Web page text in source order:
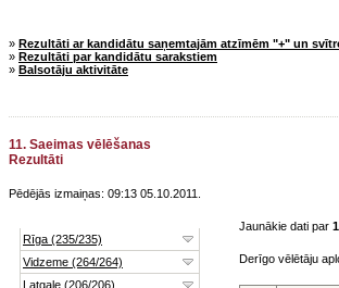
» Rezultāti ar kandidātu saņemtajām atzīmēm "+" un
» Rezultāti par kandidātu sarakstiem
» Balsotāju aktivitāte
11. Saeimas vēlēšanas
Rezultāti
Pēdējās izmaiņas: 09:13 05.10.2011.
Jaunākie dati par
Derīgo vēlētāju